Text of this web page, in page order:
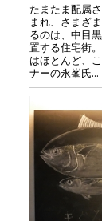
たまたま配属
まれ、さまざ
るのは、中目
置する住宅街
はほとんど、
ナーの永峯氏...